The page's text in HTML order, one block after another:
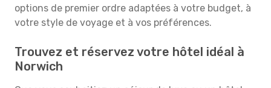
options de premier ordre adaptées à votre budget, à
votre style de voyage et à vos préférences.
Trouvez et réservez votre hôtel idéal à
Norwich